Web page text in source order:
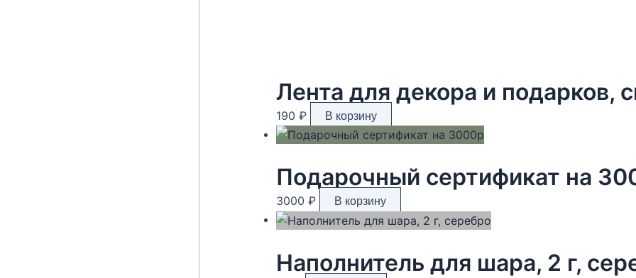
Лента для декора и подарков,
190 ₽ В корзину
Подарочный сертификат на
3000 ₽ В корзину
Наполнитель для шара, 2 г,